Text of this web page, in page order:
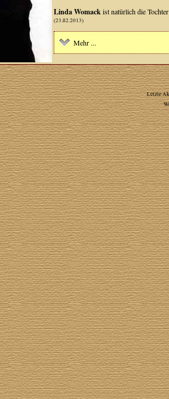
Linda Womackist natürlich die
(23.ß2.2013)
Mehr ...
Letzte